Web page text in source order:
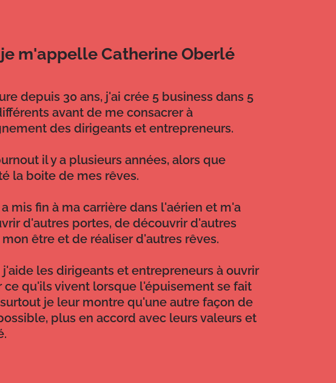
je m'appelle Catherine Oberlé
depuis 30 ans, j'ai crée 5 business dans 5
avant de me consacrer à
des dirigeants et entrepreneurs.
il y a plusieurs années, alors que
la boite de mes rêves.
mis fin à ma carrière dans l'aérien et m'a
d'autres portes, de découvrir d'autres
être et de réaliser d'autres rêves.
les dirigeants et entrepreneurs à ouvrir
ce qu'ils vivent lorsque l'épuisement se fait
je leur montre qu'une autre façon de
plus en accord avec leurs valeurs et